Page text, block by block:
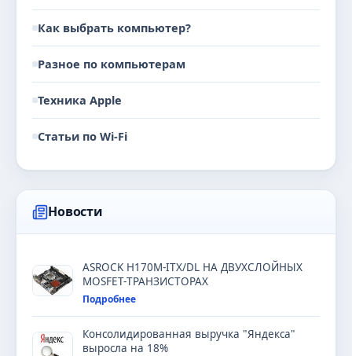
Как выбрать компьютер?
Разное по компьютерам
Техника Apple
Статьи по Wi-Fi
Новости
ASROCK H170M-ITX/DL НА ДВУХСЛОЙНЫХ
MOSFET-ТРАНЗИСТОРАХ
Подробнее
Консолидированная выручка "Яндекса"
выросла на 18%